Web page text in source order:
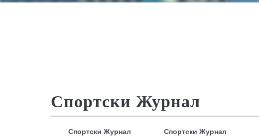
Спортски Журнал
Спортски Журнал
Спортски Журнал